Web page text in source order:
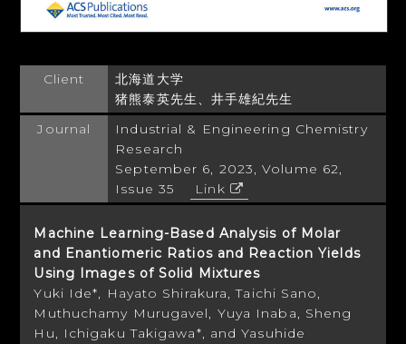
Client
北海道大学
猪熊泰英先生、井手雄紀先生
Journal
Industrial & Engineering Chemistry
Research
September 6, 2023, Volume 62,
Issue 35
Link
Machine Learning-Based Analysis of Molar
and Enantiomeric Ratios and Reaction Yields
Using Images of Solid Mixtures
Yuki Ide*, Hayato Shirakura, Taichi Sano,
Muthuchamy Murugavel, Yuya Inaba, Sheng
Hu, Ichigaku Takigawa*, and Yasuhide